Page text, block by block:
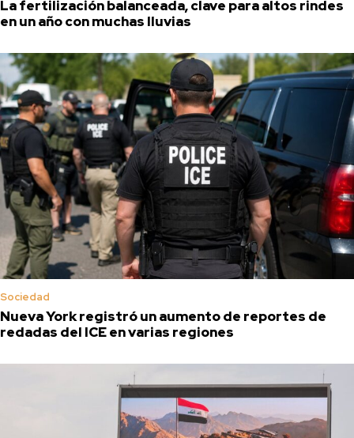
La fertilización balanceada, clave para altos rindes
en un año con muchas lluvias
Sociedad
Nueva York registró un aumento de reportes de
redadas del ICE en varias regiones